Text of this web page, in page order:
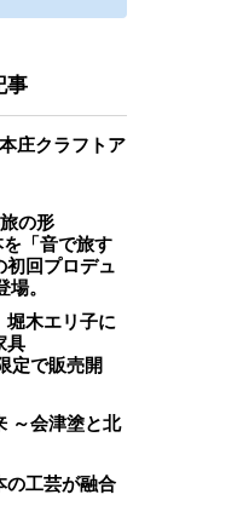
事
庄クラフトア
の形
を「音で旅す
初回プロデュ
。
堀木エリ子に
具
定で販売開
～会津塗と北
の工芸が融合